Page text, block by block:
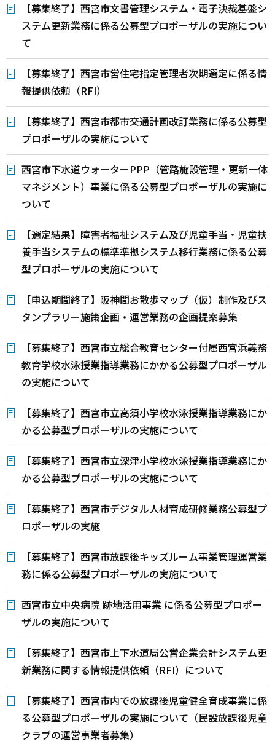
【募集終了】西宮市文書管理システム・電子決裁基盤シ
ステム更新業務に係る公募型プロポーザルの実施につい
て
【募集終了】西宮市営住宅指定管理者次期選定に係る情
報提供依頼（RFI）
【募集終了】西宮市都市交通計画改訂業務に係る公募型
プロポーザルの実施について
西宮市下水道ウォーターPPP（管路施設管理・更新一体
マネジメント）事業に係る公募型プロポーザルの実施に
ついて
【選定結果】障害者福祉システム及び児童手当・児童扶
養手当システムの標準準拠システム移行業務に係る公募
型プロポーザルの実施について
【申込期間終了】阪神間お散歩マップ（仮）制作及びス
タンプラリー施策企画・運営業務の企画提案募集
【募集終了】西宮市立総合教育センター付属西宮浜義務
教育学校水泳授業指導業務にかかる公募型プロポーザル
の実施について
【募集終了】西宮市立高須小学校水泳授業指導業務にか
かる公募型プロポーザルの実施について
【募集終了】西宮市立深津小学校水泳授業指導業務にか
かる公募型プロポーザルの実施について
【募集終了】西宮市デジタル人材育成研修業務公募型プ
ロポーザルの実施
【募集終了】西宮市放課後キッズルーム事業管理運営業
務に係る公募型プロポーザルの実施について
西宮市立中央病院 跡地活用事業 に係る公募型プロポー
ザルの実施について
【募集終了】西宮市上下水道局公営企業会計システム更
新業務に関する情報提供依頼（RFI）について
【募集終了】西宮市内での放課後児童健全育成事業に係
る公募型プロポーザルの実施について（民設放課後児童
クラブの運営事業者募集）